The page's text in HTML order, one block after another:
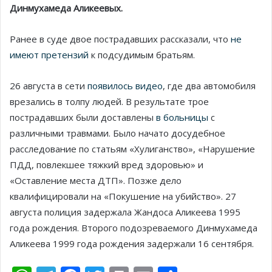
Динмухамеда Аликеевых.
Ранее в суде двое пострадавших рассказали, что не
имеют претензий к подсудимым братьям.
26 августа в сети появилось видео, где два автомобиля
врезались в толпу людей. В результате трое
пострадавших были доставлены в больницы с
различными травмами. Было начато досудебное
расследование по статьям «Хулиганство», «Нарушение
ПДД, повлекшее тяжкий вред здоровью» и
«Оставление места ДТП». Позже дело
квалифицировали на «Покушение на убийство». 27
августа полиция задержала Жандоса Аликеева 1995
года рождения. Второго подозреваемого Динмухамеда
Аликеева 1999 года рождения задержали 16 сентября.